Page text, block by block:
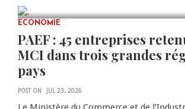
0 COMMENTS
ECONOMIE
PAEF : 45 entreprises
MCI dans trois grandes
pays
POST ON JUL 23, 2026